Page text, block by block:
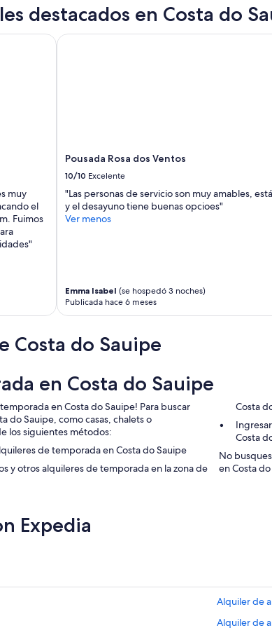
p
a
destacados en Costa do
muy
el
Fuimos
Pousada Rosa dos Ventos
10/10 Excelente
"Las personas de servicio son muy amables,
y el desayuno tiene buenas opcioes"
Ver menos
Emma Isabel (se hospedó 3 noches)
Publicada hace 6 meses
Pousada Rosa dos Ventos
Costa do Sauipe
en Costa do Sauipe
en Costa do Sauipe! Para buscar
do Sauipe, como casas, chalets o
los siguientes métodos:
de temporada en Costa do Sauipe
y otros alquileres de temporada en la zona de
Costa
Costa
No
en Costa
Expedia
Alquiler de
Alquiler de